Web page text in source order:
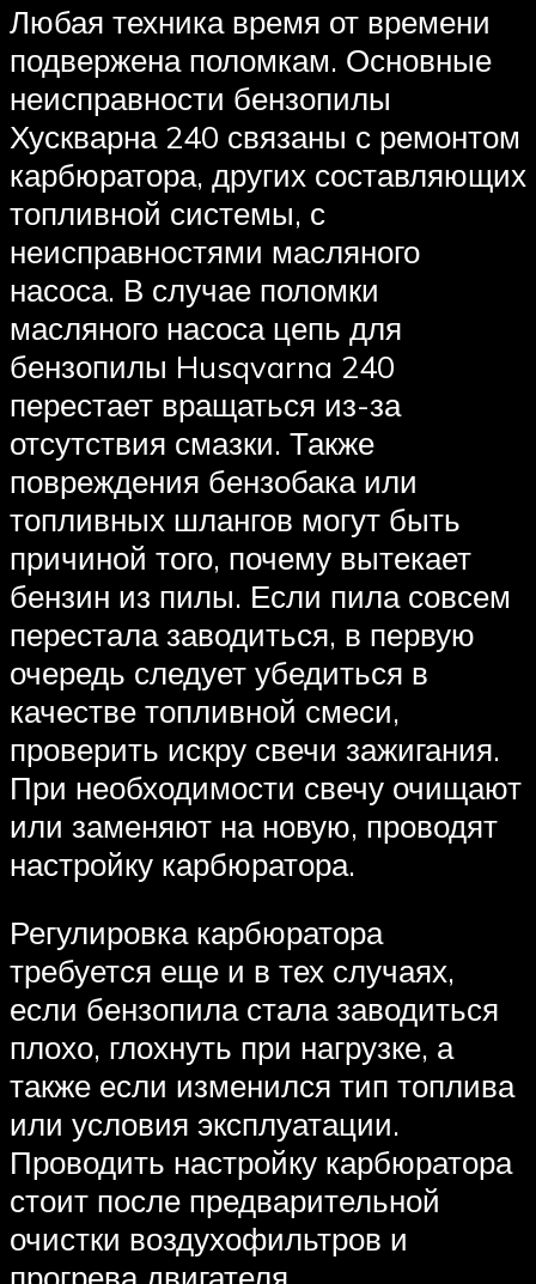
Любая техника время от времени
подвержена поломкам. Основные
неисправности бензопилы
Хускварна 240 связаны с ремонтом
карбюратора, других составляющих
топливной системы, с
неисправностями масляного
насоса. В случае поломки
масляного насоса цепь для
бензопилы Husqvarna 240
перестает вращаться из-за
отсутствия смазки. Также
повреждения бензобака или
топливных шлангов могут быть
причиной того, почему вытекает
бензин из пилы. Если пила совсем
перестала заводиться, в первую
очередь следует убедиться в
качестве топливной смеси,
проверить искру свечи зажигания.
При необходимости свечу очищают
или заменяют на новую, проводят
настройку карбюратора.
Регулировка карбюратора
требуется еще и в тех случаях,
если бензопила стала заводиться
плохо, глохнуть при нагрузке, а
также если изменился тип топлива
или условия эксплуатации.
Проводить настройку карбюратора
стоит после предварительной
очистки воздухофильтров и